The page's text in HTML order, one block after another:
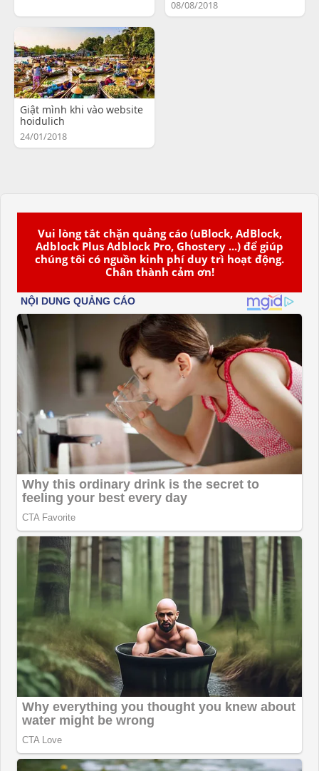
Vui lòng tắt chặn quảng cáo (uBlock, AdBlock,
Adblock Plus Adblock Pro, Ghostery ...) để giúp
chúng tôi có nguồn kinh phí duy trì hoạt động.
Chân thành cảm ơn!
08/08/2018
Giật mình khi vào website
hoidulich
24/01/2018